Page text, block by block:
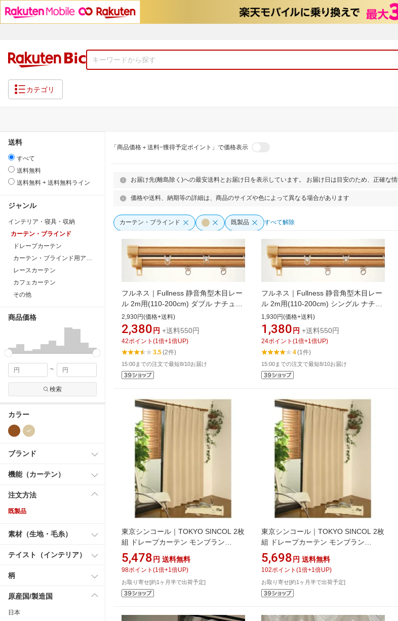
カテゴリ
送料
すべて
送料無料
送料無料 + 送料無料ライン
ジャンル
インテリア・寝具・収納
カーテン・ブラインド
ドレープカーテン
レースカーテン
カフェカーテン
その他
商品価格
~
検索
カラー
ブランド
機能（カーテン）
注文方法
既製品
素材（生地・毛糸）
テイスト（インテリア）
柄
原産国/製造国
日本
「商品価格＋送料−獲得予定ポイント」で価格表示
お届け先(離島除く)への最安送料とお届け日を表示しています。 お届け日は目安のため、正確な
価格や送料、納期等の詳細は、商品のサイズや色によって異なる場合があります
カーテン・ブラインド 既製品 すべて解除
フルネス｜Fullness 静音角型木目レー
ル 2m用(110-200cm) ダブル ナチュラ
ル
2,930円(価格+送料)
2,380 円 +送料550円
42ポイント (1倍+1倍UP)
3.5(2件)
15:00までの注文で最短8/10お届け
フルネス｜Fullness 静音角型木目レー
ル 2m用(110-200cm) シングル ナチュ
ラル
1,930円(価格+送料)
1,380 円 +送料550円
24ポイント (1倍+1倍UP)
4(1件)
15:00までの注文で最短8/10お届け
東京シンコール｜TOKYO SINCOL 2枚
組 ドレープカーテン モンブラン
(100×178cm/ベージュ)
5,478 円 送料無料
98ポイント (1倍+1倍UP)
お取り寄せ[約1ヶ月半で出荷予定]
東京シンコール｜TOKYO SINCOL 2枚
組 ドレープカーテン モンブラン
(100×200cm/ベージュ)
5,698 円 送料無料
102ポイント (1倍+1倍UP)
お取り寄せ[約1ヶ月半で出荷予定]